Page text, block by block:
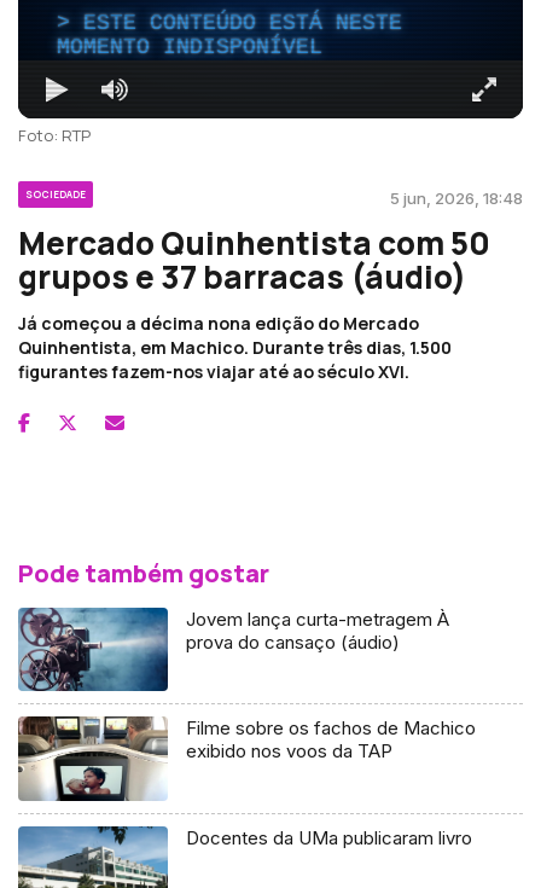
ESTE CONTEÚDO ESTÁ NESTE
MOMENTO INDISPONÍVEL
Foto: RTP
SOCIEDADE 5 jun, 2026, 18:48
Mercado Quinhentista com 50
grupos e 37 barracas (áudio)
Já começou a décima nona edição do Mercado
Quinhentista, em Machico. Durante três dias, 1.500
figurantes fazem-nos viajar até ao século XVI.
Pode também gostar
Jovem lança curta-metragem À
prova do cansaço (áudio)
Filme sobre os fachos de Machico
exibido nos voos da TAP
Docentes da UMa publicaram livro